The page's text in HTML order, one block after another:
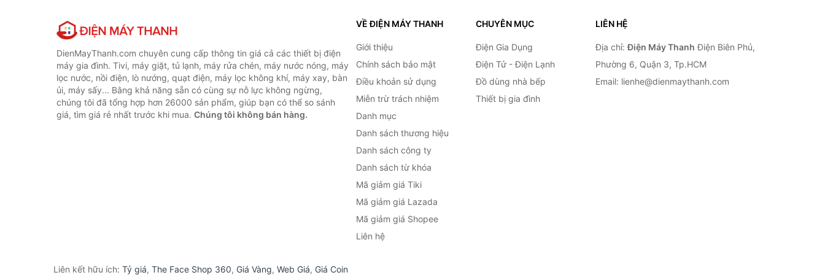
DienMayThanh.com chuyên cung cấp thông tin giá cả các thiết bị điện
máy gia đình. Tivi, máy giặt, tủ lạnh, máy rửa chén, máy nước nóng, máy
lọc nước, nồi điện, lò nướng, quạt điện, máy lọc không khí, máy xay, bàn
ủi, máy sấy... Bằng khả năng sẵn có cùng sự nỗ lực không ngừng,
chúng tôi đã tổng hợp hơn 26000 sản phẩm, giúp bạn có thể so sánh
giá, tìm giá rẻ nhất trước khi mua. Chúng tôi không bán hàng.
VỀ ĐIỆN MÁY THANH
Giới thiệu
Chính sách bảo mật
Điều khoản sử dụng
Miễn trừ trách nhiệm
Danh mục
Danh sách thương hiệu
Danh sách công ty
Danh sách từ khóa
Mã giảm giá Tiki
Mã giảm giá Lazada
Mã giảm giá Shopee
Liên hệ
CHUYÊN MỤC
Điện Gia Dụng
Điện Tử - Điện Lạnh
Đồ dùng nhà bếp
Thiết bị gia đình
LIÊN HỆ
Địa chỉ:Điện Máy Thanh Điện Biên Phủ,
Phường 6, Quận 3, Tp.HCM
Email: lienhe@dienmaythanh.com
Liên kết hữu ích: Tỷ giá, The Face Shop 360, Giá Vàng, Web Giá, Giá Coin